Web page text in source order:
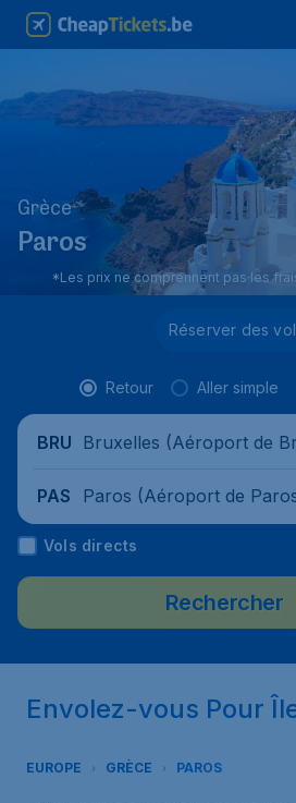
Grèce
Paros
*Les prix ne comprennent pas les
Réserver des
Retour Aller simple
BRU Bruxelles (Aéroport de
PAS
Paros (Aéroport de
Vols directs
Rechercher
Envolez-vous Pour
EUROPE GRÈCE PAROS